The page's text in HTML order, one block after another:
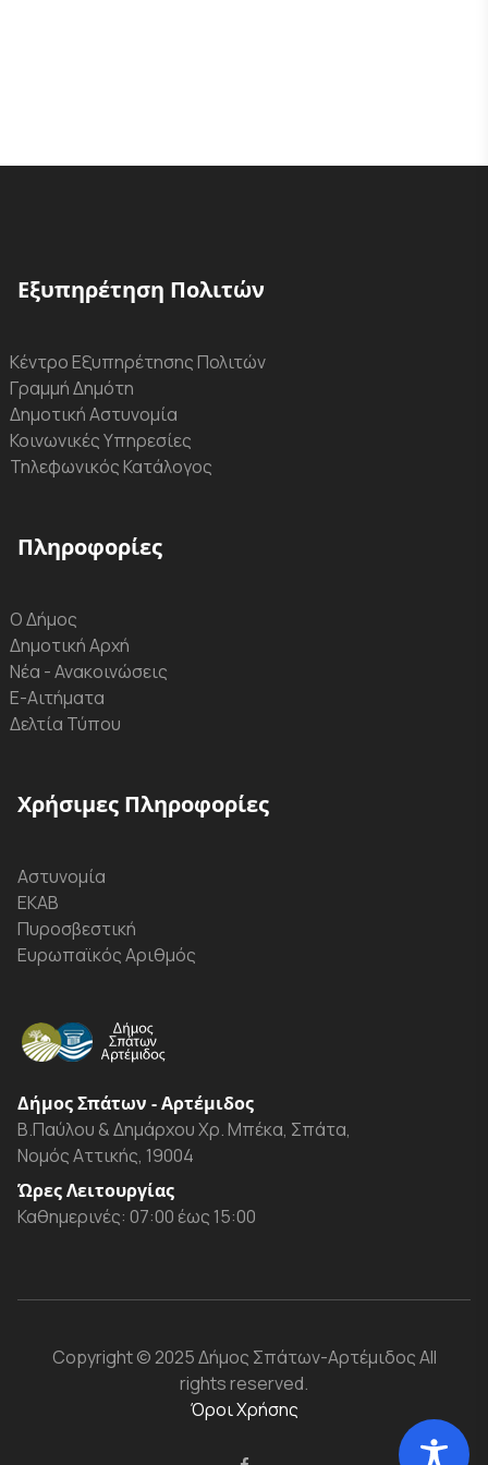
Εξυπηρέτηση Πολιτών
Κέντρο Εξυπηρέτησης Πολιτών
Γραμμή Δημότη
Δημοτική Αστυνομία
Κοινωνικές Υπηρεσίες
Τηλεφωνικός Κατάλογος
Πληροφορίες
Ο Δήμος
Δημοτική Αρχή
Νέα - Ανακοινώσεις
Ε-Αιτήματα
Δελτία Τύπου
Χρήσιμες Πληροφορίες
Αστυνομία
ΕΚΑΒ
Πυροσβεστική
Ευρωπαϊκός Αριθμός
Δήμος Σπάτων - Αρτέμιδος
Β.Παύλου & Δημάρχου Χρ. Μπέκα, Σπάτα,
Νομός Αττικής, 19004
Ώρες Λειτουργίας
Καθημερινές: 07:00 έως 15:00
Copyright© 2025 Δήμος Σπάτων-ΑρτέμιδοςAll
rights reserved.
Όροι Χρήσης